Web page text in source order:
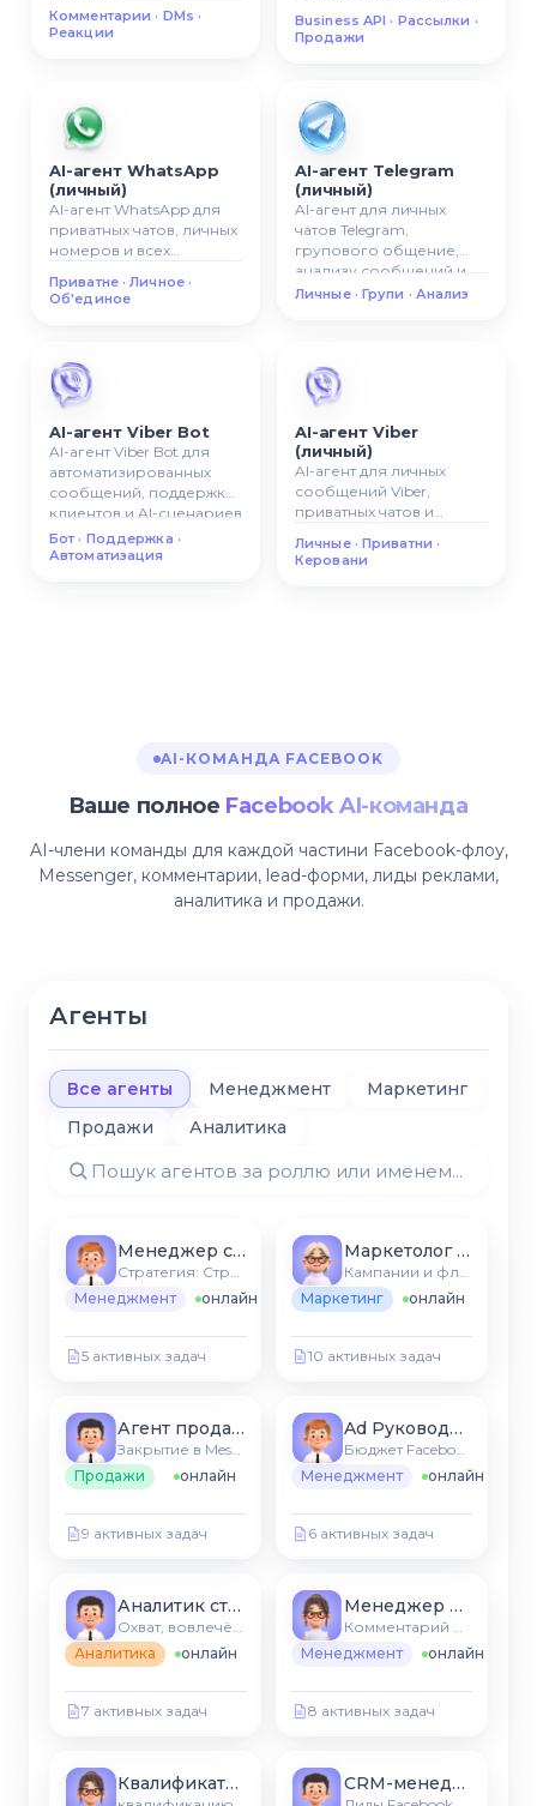
автоматизированной
коммуникации в TikTok.
Комментарии · DMs ·
Реакции
автоматических ответов,
рассылок и сценариев
Business API · Рассылки ·
Продажи
AI-агент WhatsApp
(личный)
AI-агент WhatsApp для
приватных чатов, личных
номеров и всех
системе.
Приватне · Личное ·
Об'единое
AI-агент Telegram
(личный)
AI-агент для личных
чатов Telegram,
групового общение,
анализу сообщений и
управление AI-чатами.
Личные · Групи · Анализ
AI-агент Viber Bot
AI-агент Viber Bot для
автоматизированных
сообщений, поддержки
клиентов и AI-сценариев
общение.
Бот · Поддержка ·
Автоматизация
AI-агент Viber
(личный)
AI-агент для личных
сообщений Viber,
приватных чатов и
коммуникации.
Личные · Приватни ·
Керовани
AI-КОМАНДА FACEBOOK
Ваше полное Facebook AI-команда
AI-члени команды для каждой частини Facebook-флоу,
Messenger, комментарии, lead-форми, лиды реклами,
аналитика и продажи.
Агенты
Все агенты Менеджмент
Маркетинг
Продажи
Аналитика
Менеджер страницы
Менеджмент
онлайн
5 активных задач
Маркетолог Messenger
Маркетинг
онлайн
10 активных задач
Агент продаж Messenger
Продажи
онлайн
9 активных задач
Ad Руководитель бюджета
Менеджмент
онлайн
6 активных задач
Аналитик страницы
Аналитика
онлайн
7 активных задач
Менеджер воронки
Менеджмент
онлайн
8 активных задач
Квалификатор лидов CRM-менеджер